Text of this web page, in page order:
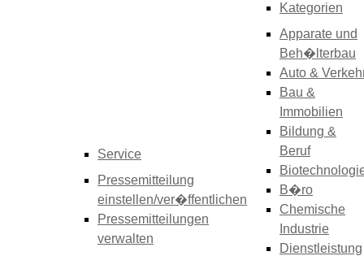
Service
Pressemitteilung
einstellen/ver�ffentlichen
Pressemitteilungen
verwalten
Kategorien
Apparate und
Beh�lterbau
Auto &
Bau &
Immobilien
Bildung &
Beruf
B�ro
Chemische
Industrie
Dienstleistung